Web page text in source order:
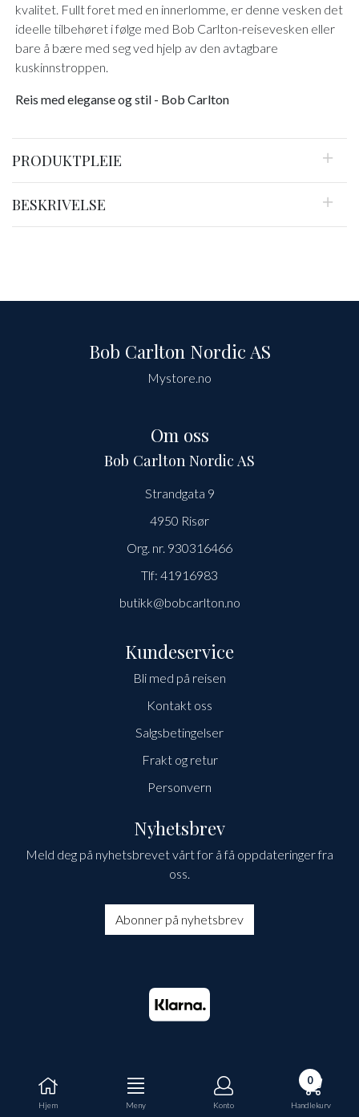
Hjem Meny Konto
0
Handlekurv
kvalitet. Fullt foret med en innerlomme, er denne vesken det
ideelle tilbehøret i følge med Bob Carlton-reisevesken eller
bare å bære med seg ved hjelp av den avtagbare
kuskinnstroppen.
Reis med eleganse og stil - Bob Carlton
PRODUKTPLEIE
BESKRIVELSE
Bob Carlton Nordic AS
Mystore.no
Om oss
Bob Carlton Nordic AS
Strandgata 9
4950 Risør
Org. nr. 930316466
Tlf: 41916983
butikk@bobcarlton.no
Kundeservice
Bli med på reisen
Kontakt oss
Salgsbetingelser
Frakt og retur
Personvern
Nyhetsbrev
Meld deg på nyhetsbrevet vårt for å få oppdateringer fra
oss.
Abonner på nyhetsbrev